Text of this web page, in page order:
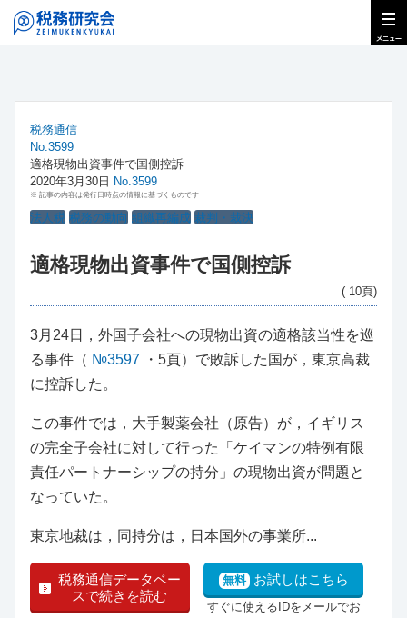
税務通信
No.3599
適格現物出資事件で国側控訴
2020年3月30日 No.3599
※ 記事の内容は発行日時点の情報に基づくものです
法人税 税務の動向 組織再編成 裁判・裁決
適格現物出資事件で国側控訴
( 10頁)
3月24日，外国子会社への現物出資の適格該当性を巡
る事件（ №3597 ・5頁）で敗訴した国が，東京高裁
に控訴した。
この事件では，大手製薬会社（原告）が，イギリス
の完全子会社に対して行った「ケイマンの特例有限
責任パートナーシップの持分」の現物出資が問題と
なっていた。
東京地裁は，同持分は，日本国外の事業所...
税務通信データベー
スで続きを読む
無料 お試しはこちら
すぐに使えるIDをメールでお